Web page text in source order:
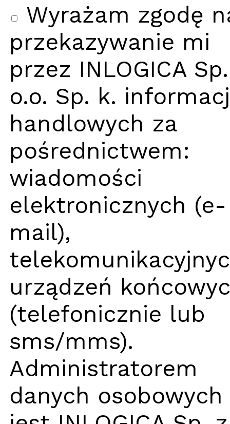
Wyrażam zgodę
przekazywanie mi
przez INLOGICA
o.o. Sp. k.
handlowych za
pośrednictwem:
wiadomości
elektronicznych (e-
mail),
urządzeń
(telefonicznie lub
sms/mms).
Administratorem
danych osobowych